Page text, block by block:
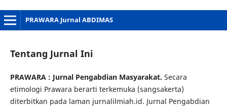
PRAWARA Jurnal ABDIMAS
Tentang Jurnal Ini
PRAWARA : Jurnal Pengabdian Masyarakat. Secara
etimologi Prawara berarti terkemuka (sangsakerta)
diterbitkan pada laman jurnalilmiah.id. Jurnal Pengabdian